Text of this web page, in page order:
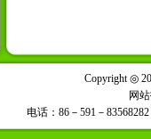
Copyright ◎
网
电话：86－591－